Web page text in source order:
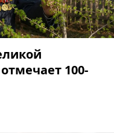
100-